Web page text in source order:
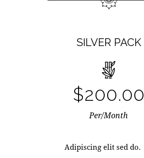
SILVER PACK
$200.00
Per/Month
Adipiscing elit sed do.